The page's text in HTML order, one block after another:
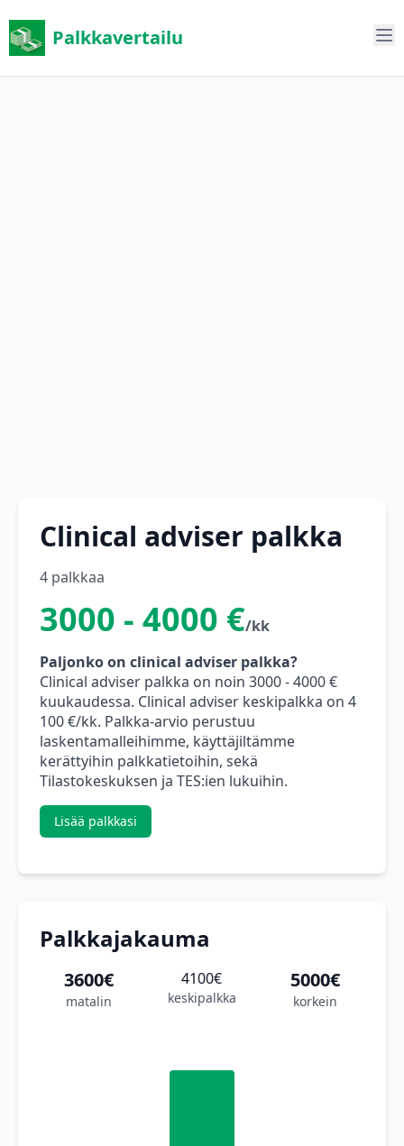
Palkkavertailu
Clinical adviser palkka
4 palkkaa
3000 - 4000 €/kk
Paljonko on clinical adviser palkka?
Clinical adviser palkka on noin 3000 - 4000 €
kuukaudessa. Clinical adviser keskipalkka on 4
100 €/kk. Palkka-arvio perustuu
laskentamalleihimme, käyttäjiltämme
kerättyihin palkkatietoihin, sekä
Tilastokeskuksen ja TES:ien lukuihin.
Lisää palkkasi
Palkkajakauma
3600€
matalin
4100€
keskipalkka
5000€
korkein